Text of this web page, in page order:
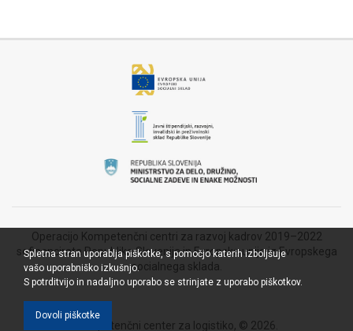
Spletna stran uporablja piškotke, s pomočjo katerih izboljšuje
vašo uporabniško izkušnjo.
S potrditvijo in nadaljno uporabo se strinjate z uporabo piškotkov.
Dovoli piškotke
Operacijo Kompetenčni centri za razvoj kadrov 2019–2022
sofinancirata Republika Slovenija in Evropska unija iz Evropskega
socialnega sklada.
Kompetenčni center za logistiko, © 2026.